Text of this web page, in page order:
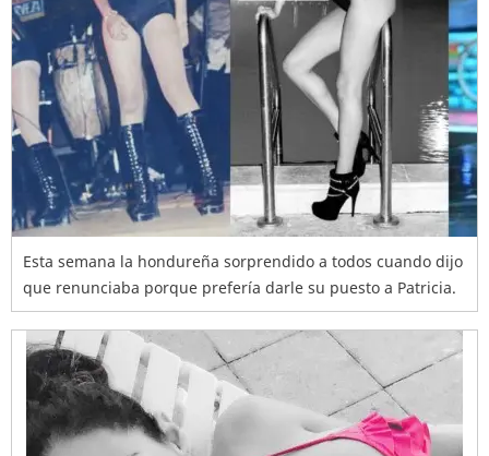
Esta semana la hondureña sorprendido a todos cuando dijo
que renunciaba porque prefería darle su puesto a Patricia.